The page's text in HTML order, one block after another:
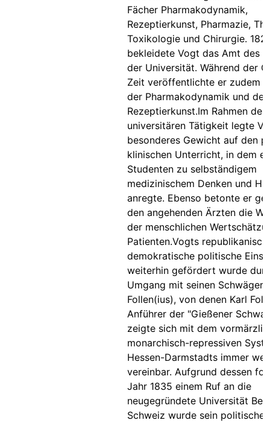
Fächer Pharmakodynamik,
Rezeptierkunst, Pharmazie,
Toxikologie und Chirurgie.
bekleidete Vogt das Amt des
der Universität. Während der
Zeit veröffentlichte er zudem
der Pharmakodynamik und der
Rezeptierkunst.Im Rahmen der
universitären Tätigkeit legte
besonderes Gewicht auf den
klinischen Unterricht, in dem
Studenten zu selbständigem
medizinischem Denken und
anregte. Ebenso betonte er
den angehenden Ärzten die
der menschlichen
Patienten.Vogts
demokratische politische
weiterhin gefördert wurde
Umgang mit seinen Schwägern
Follen(ius), von denen Karl
Anführer der "Gießener
zeigte sich mit dem
monarchisch-repressiven
Hessen-Darmstadts immer
vereinbar. Aufgrund dessen
Jahr 1835 einem Ruf an die
neugegründete Universität
Schweiz wurde sein politischer